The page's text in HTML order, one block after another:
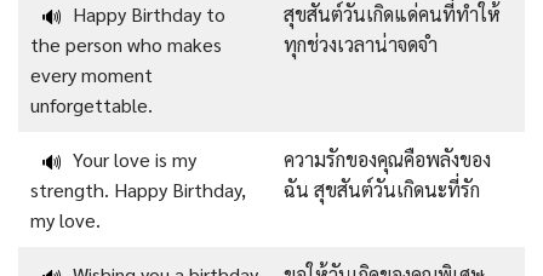
🔊 Happy Birthday to
the person who makes
every moment
unforgettable.
สุขสันต์วันเกิดแด่คนที่ทำให้
ทุกช่วงเวลาน่าจดจำ
🔊 Your love is my
strength. Happy Birthday,
my love.
ความรักของคุณคือพลังของ
ฉัน สุขสันต์วันเกิดนะที่รัก